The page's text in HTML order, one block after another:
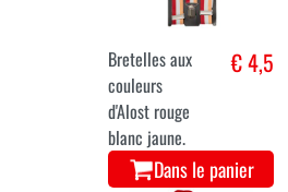
Bretelles aux
couleurs
d'Alost rouge
blanc jaune.
€ 4,5
Dans le panier